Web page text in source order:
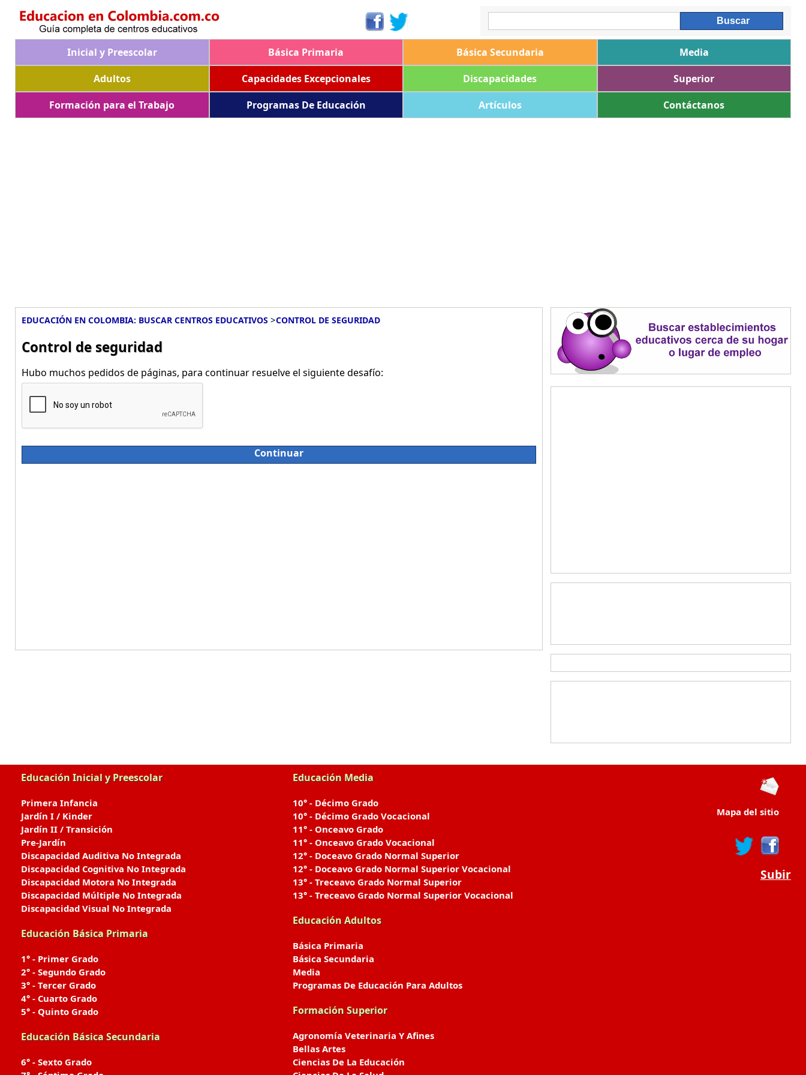
Inicial y Preescolar Básica Primaria Básica Secundaria
Media
Adultos
Capacidades Excepcionales Discapacidades
Superior
Formación para el Trabajo
Programas De Educación Artículos Contáctanos
EDUCACIÓN EN COLOMBIA: BUSCAR CENTROS EDUCATIVOS >CONTROL DE SEGURIDAD
Control de seguridad
Hubo muchos pedidos de páginas, para continuar resuelve el siguiente desafío:
Continuar
Educación Inicial y Preescolar
Primera Infancia
Jardín I / Kinder
Jardín II / Transición
Pre-Jardín
Discapacidad Auditiva No Integrada
Discapacidad Cognitiva No Integrada
Discapacidad Motora No Integrada
Discapacidad Múltiple No Integrada
Discapacidad Visual No Integrada
Educación Básica Primaria
1° - Primer Grado
2° - Segundo Grado
3° - Tercer Grado
4° - Cuarto Grado
5° - Quinto Grado
Educación Básica Secundaria
6° - Sexto Grado
Educación Media
10° - Décimo Grado
10° - Décimo Grado Vocacional
11° - Onceavo Grado
11° - Onceavo Grado Vocacional
12° - Doceavo Grado Normal Superior
12° - Doceavo Grado Normal Superior Vocacional
13° - Treceavo Grado Normal Superior
13° - Treceavo Grado Normal Superior Vocacional
Educación Adultos
Básica Primaria
Básica Secundaria
Media
Programas De Educación Para Adultos
Formación Superior
Agronomía Veterinaria Y Afines
Bellas Artes
Ciencias De La Educación
Mapa del sitio
Subir